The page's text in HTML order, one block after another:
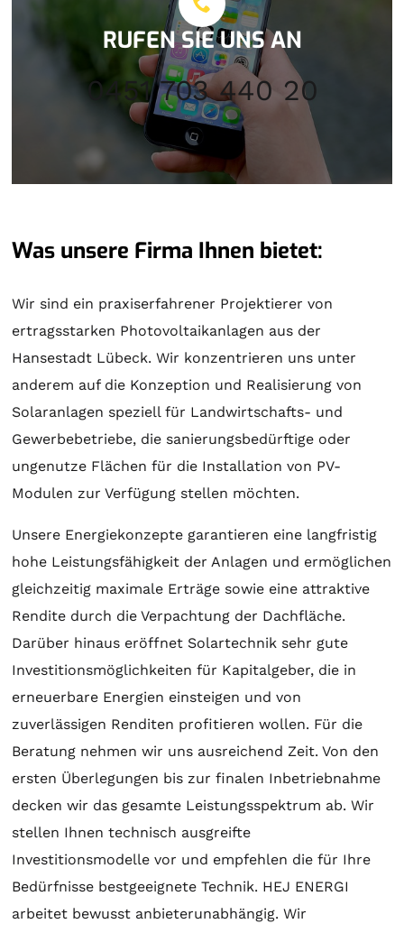
RUFEN SIE UNS AN
0451 703 440 20
Was unsere Firma Ihnen bietet:
Wir sind ein praxiserfahrener Projektierer von
ertragsstarken Photovoltaikanlagen aus der
Hansestadt Lübeck. Wir konzentrieren uns unter
anderem auf die Konzeption und Realisierung von
Solaranlagen speziell für Landwirtschafts- und
Gewerbebetriebe, die sanierungsbedürftige oder
ungenutze Flächen für die Installation von PV-
Modulen zur Verfügung stellen möchten.
Unsere Energiekonzepte garantieren eine langfristig
hohe Leistungsfähigkeit der Anlagen und ermöglichen
gleichzeitig maximale Erträge sowie eine attraktive
Rendite durch die Verpachtung der Dachfläche.
Darüber hinaus eröffnet Solartechnik sehr gute
Investitionsmöglichkeiten für Kapitalgeber, die in
erneuerbare Energien einsteigen und von
zuverlässigen Renditen profitieren wollen. Für die
Beratung nehmen wir uns ausreichend Zeit. Von den
ersten Überlegungen bis zur finalen Inbetriebnahme
decken wir das gesamte Leistungsspektrum ab. Wir
stellen Ihnen technisch ausgreifte
Investitionsmodelle vor und empfehlen die für Ihre
Bedürfnisse bestgeeignete Technik. HEJ ENERGI
arbeitet bewusst anbieterunabhängig. Wir